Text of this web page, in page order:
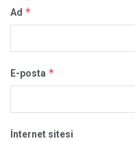
Ad *
E-posta *
İnternet sitesi